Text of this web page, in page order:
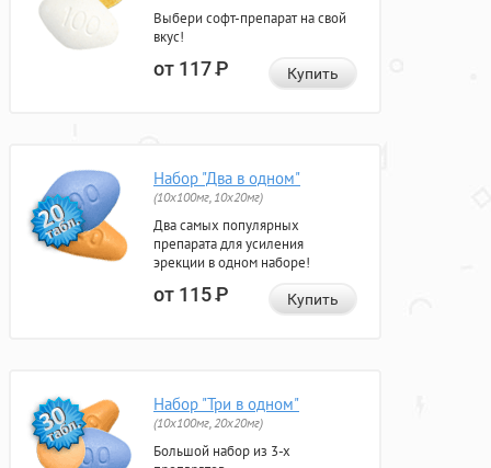
Выбери софт-препарат на свой
вкус!
от 117Р Купить
Набор "Два в одном"
(10x100мг, 10x20мг)
Два самых популярных
препарата для усиления
эрекции в одном наборе!
от 115Р Купить
Набор "Три в одном"
(10x100мг, 20x20мг)
Большой набор из 3-х